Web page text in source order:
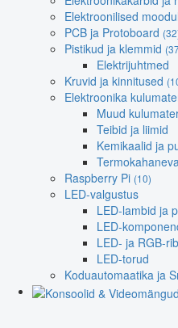
Elektroonilised
PCB ja Protoboard
Pistikud ja klemmid
Elektrijuhtmed
Kruvid ja kinnitused
Elektroonika
Muud
Teibid ja liimid
Kemikaalid ja
Raspberry Pi (10)
LED-valgustus
LED-lambid ja
LED-
LED- ja RGB-
LED-torud
Koduautomaatika ja